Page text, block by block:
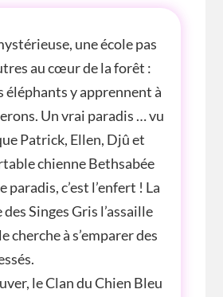
une école pas
au cœur de la forêt :
éléphants y apprennent à
Un vrai paradis … vu
Patrick, Ellen, Djû et
chienne Bethsabée
paradis, c’est l’enfert ! La
Singes Gris l’assaille
cherche à s’emparer des
le Clan du Chien Bleu